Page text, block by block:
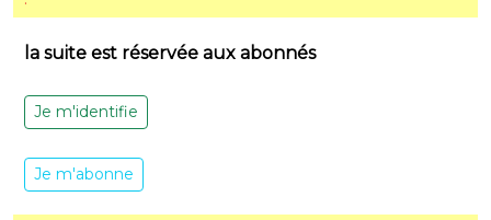
la suite est réservée aux abonnés
Je m'identifie
Je m'abonne